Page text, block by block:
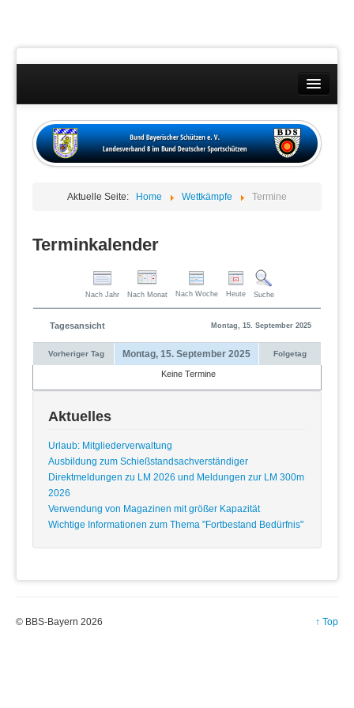
Wettkämpfe
Datenschutzübersicht
Aktuelle Seite: Home Wettkämpfe Termine
Terminkalender
Nach Jahr Nach Monat Nach Woche Heute Suche
Tagesansicht Montag, 15. September 2025
Vorheriger Tag Montag, 15. September 2025 Folgetag
Keine Termine
Aktuelles
Urlaub: Mitgliederverwaltung
Ausbildung zum Schießstandsachverständiger
Direktmeldungen zu LM 2026 und Meldungen zur LM 300m
2026
Verwendung von Magazinen mit größer Kapazität
Wichtige Informationen zum Thema "Fortbestand Bedürfnis"
↑ Top
© BBS-Bayern 2026